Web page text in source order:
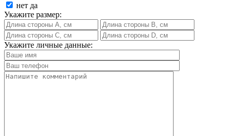
нет да
Укажите размер:
Укажите личные данные: